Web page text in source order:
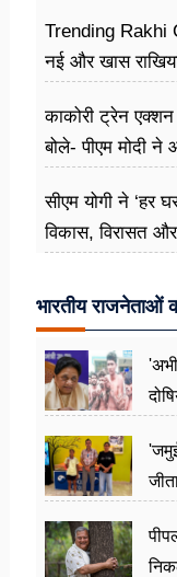
Trending Rakhi
नई और खास
काकोरी ट्रेन एक्शन
बोले- पीएम मोदी ने
सीएम योगी ने ‘हर
विकास, विरासत
भारतीय राजनेताओं